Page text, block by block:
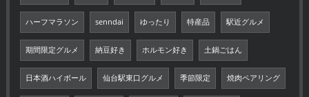
ハーフマラソン senndai ゆったり 特産品 駅近グルメ
期間限定グルメ 納豆好き ホルモン好き 土鍋ごはん
日本酒ハイボール 仙台駅東口グルメ 季節限定 焼肉ペアリング